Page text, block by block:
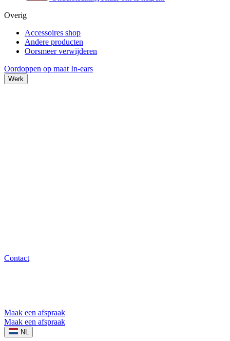
Overig
Accessoires shop
Andere producten
Oorsmeer verwijderen
Oordoppen op maat In-ears
Werk
Contact
Maak een afspraak
Maak een afspraak
NL